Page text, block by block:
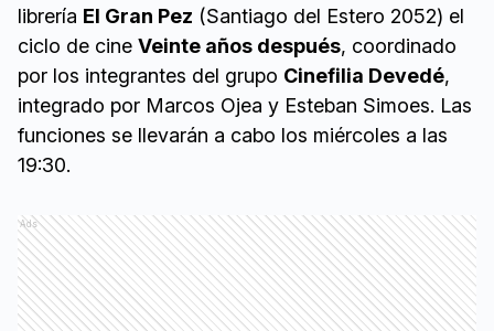
librería El Gran Pez (Santiago del Estero 2052) el
ciclo de cine Veinte años después, coordinado
por los integrantes del grupo Cinefilia Devedé,
integrado por Marcos Ojea y Esteban Simoes. Las
funciones se llevarán a cabo los miércoles a las
19:30.
Ads